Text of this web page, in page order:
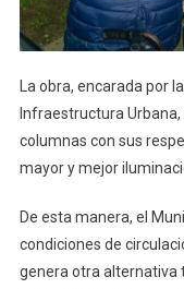
La obra, encarada por
Infraestructura
columnas con sus
mayor y mejor
De esta manera, el
condiciones de
genera otra